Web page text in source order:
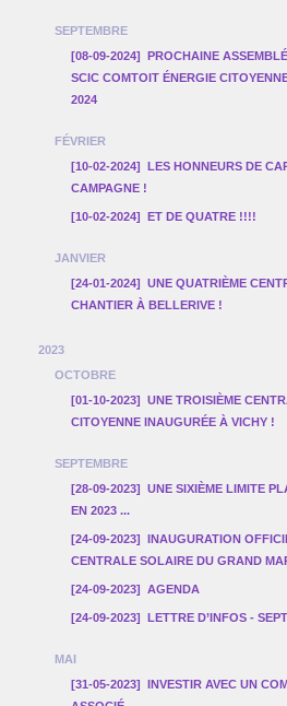
SEPTEMBRE
[08-09-2024] PROCHAINE
SCIC COMTOIT ÉNERGIE
2024
FÉVRIER
[10-02-2024] LES HONNEURS DE
CAMPAGNE !
[10-02-2024] ET DE QUATRE !!!!
JANVIER
[24-01-2024] UNE QUATRIÈME
CHANTIER À BELLERIVE !
2023
OCTOBRE
[01-10-2023] UNE TROISIÈME
CITOYENNE INAUGURÉE À VICHY !
SEPTEMBRE
[28-09-2023] UNE SIXIÈME LIMITE
EN 2023 ...
[24-09-2023] INAUGURATION
CENTRALE SOLAIRE DU GRAND
[24-09-2023] AGENDA
[24-09-2023] LETTRE D’INFOS -
MAI
[31-05-2023] INVESTIR AVEC UN